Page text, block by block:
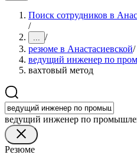
Поиск сотрудников в
/
... /
резюме в Анастасиевской/
ведущий инженер по
вахтовый метод
ведущий инженер по
Резюме